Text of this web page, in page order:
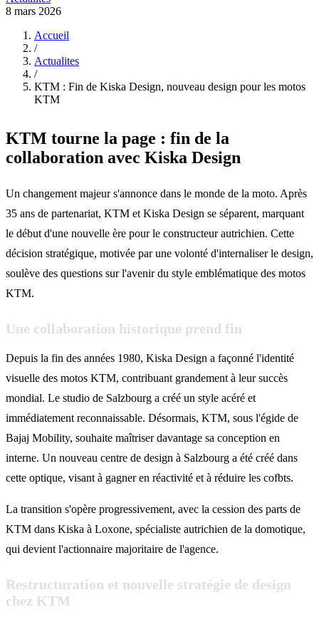
8 mars 2026
Accueil
/
Actualites
/
KTM : Fin de Kiska Design, nouveau design pour les motos
KTM
KTM tourne la page : fin de la
collaboration avec Kiska Design
Un changement majeur s'annonce dans le monde de la moto. Après
35 ans de partenariat, KTM et Kiska Design se séparent, marquant
le début d'une nouvelle ère pour le constructeur autrichien. Cette
décision stratégique, motivée par une volonté d'internaliser le design,
soulève des questions sur l'avenir du style emblématique des motos
KTM.
Une collaboration historique prend fin
Depuis la fin des années 1980, Kiska Design a façonné l'identité
visuelle des motos KTM, contribuant grandement à leur succès
mondial. Le studio de Salzbourg a créé un style acéré et
immédiatement reconnaissable. Désormais, KTM, sous l'égide de
Bajaj Mobility, souhaite maîtriser davantage sa conception en
interne. Un nouveau centre de design à Salzbourg a été créé dans
cette optique, visant à gagner en réactivité et à réduire les cofbts.
La transition s'opère progressivement, avec la cession des parts de
KTM dans Kiska à Loxone, spécialiste autrichien de la domotique,
qui devient l'actionnaire majoritaire de l'agence.
Restructuration et nouvelle stratégie de design
chez KTM